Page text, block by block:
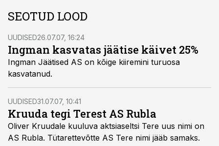
SEOTUD LOOD
UUDISED26.07.07, 16:24
Ingman kasvatas jäätise käivet 25%
Ingman Jäätised AS on kõige kiiremini turuosa
kasvatanud.
UUDISED31.07.07, 10:41
Kruuda tegi Terest AS Rubla
Oliver Kruudale kuuluva aktsiaseltsi Tere uus nimi on
AS Rubla. Tütarettevõtte AS Tere nimi jääb samaks.